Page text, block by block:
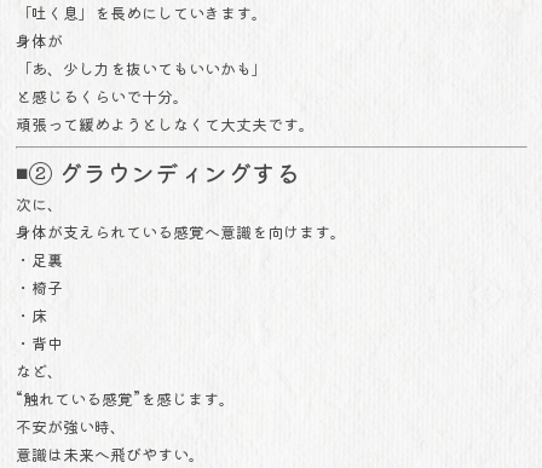
「吐く息」を長めにしていきます。
身体が
「あ、少し力を抜いてもいいかも」
と感じるくらいで十分。
頑張って緩めようとしなくて大丈夫です。
◾️② グラウンディングする
次に、
身体が支えられている感覚へ意識を向けます。
・足裏
・椅子
・床
・背中
など、
“触れている感覚”を感じます。
不安が強い時、
意識は未来へ飛びやすい。